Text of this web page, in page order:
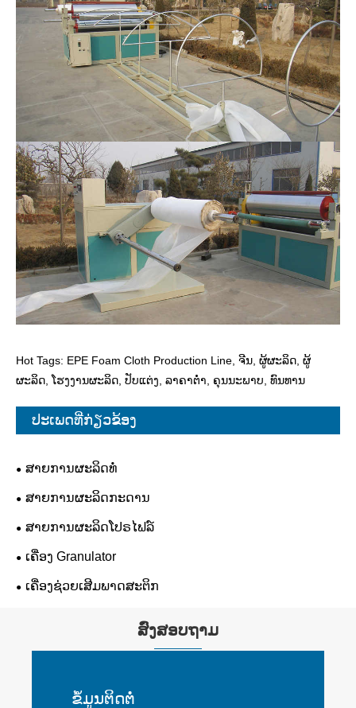
Hot Tags: EPE Foam Cloth Production Line, ຈີນ, ຜູ້ຜະລິດ, ຜູ້
ຜະລິດ, ໂຮງງານຜະລິດ, ປັບແຕ່ງ, ລາຄາຕໍ່າ, ຄຸນນະພາບ, ທົນທານ
ປະເພດທີ່ກ່ຽວຂ້ອງ
ສາຍການຜະລິດທໍ່
ສາຍການຜະລິດກະດານ
ສາຍການຜະລິດໂປຣໄຟລ໌
ເຄື່ອງ Granulator
ເຄື່ອງຊ່ວຍເສີມພາດສະຕິກ
ສົ່ງສອບຖາມ
ຂໍ້​ມູນ​ຕິດ​ຕໍ່